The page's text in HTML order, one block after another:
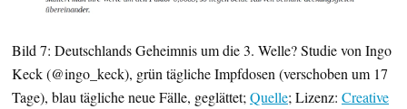
Bild 7: Deutschlands Geheimnis um die 3. Welle? Studie von Ingo
Keck (@ingo_keck), grün tägliche Impfdosen (verschoben um 17
Tage), blau tägliche neue Fälle, geglättet; Quelle; Lizenz: Creative